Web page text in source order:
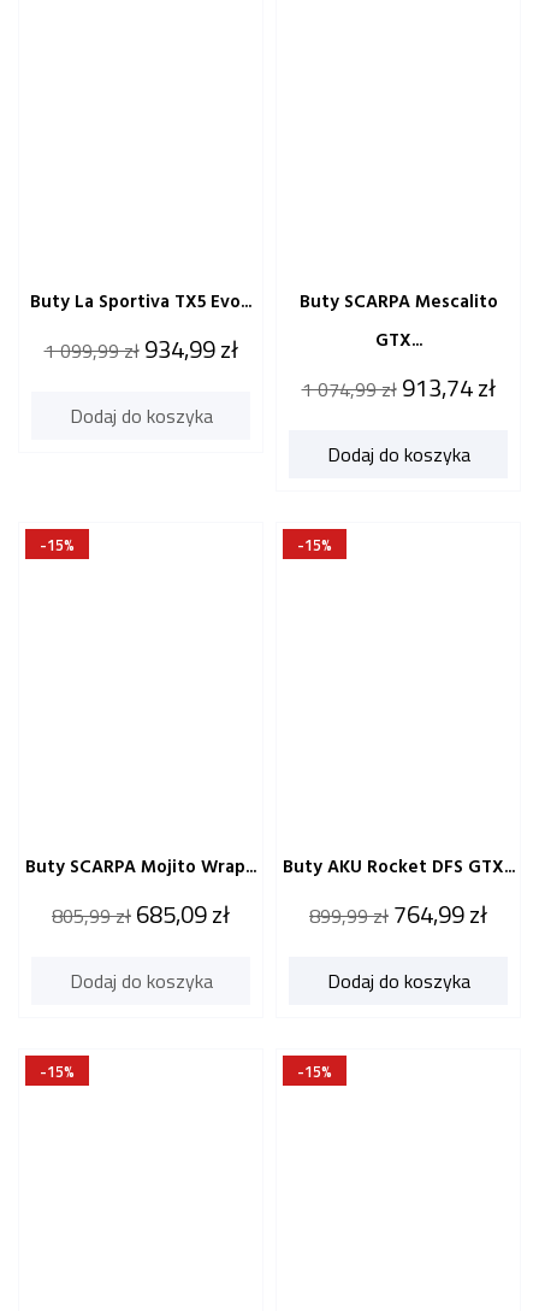
Buty La Sportiva TX5 Evo...
Cena
1 099,99 zł Cena
934,99 zł
Dodaj do koszyka
Buty SCARPA Mescalito
GTX...
Cena
1 074,99 zł Cena
913,74 zł
Dodaj do koszyka
Buty SCARPA Mojito Wrap...
Cena
805,99 zł Cena
685,09 zł
Dodaj do koszyka
-15%
Buty AKU Rocket DFS GTX...
Cena
899,99 zł Cena
764,99 zł
Dodaj do koszyka
-15%
-15% -15%